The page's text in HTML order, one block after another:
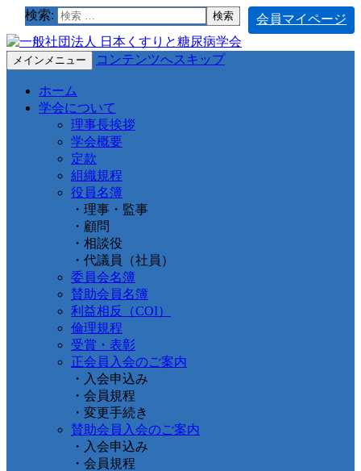
会員マイページ
検索:
メインメニュー コンテンツへスキップ
ホーム
学会について
理事長挨拶
学会概要
定款
組織規程
役員名簿
・理事・監事
・顧問
・相談役
・代議員（社員）
委員会名簿
賛助会員名簿
利益相反（COI）
倫理規程
受賞・表彰
正会員入会のご案内
・入会申込み
・会員規程
・変更手続き
賛助会員入会のご案内
・入会申込み
・会員規程